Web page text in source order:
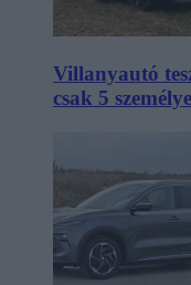
Villanyautó
csak 5